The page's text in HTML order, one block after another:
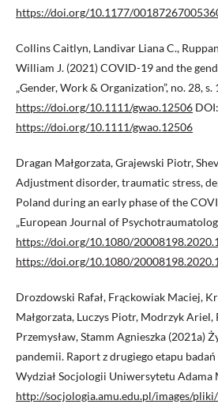
https://doi.org/10.1177/
Collins Caitlyn, Landivar Liana C.,
William J. (2021) COVID-19 and the
„Gender, Work & Organization”, no. 28,
https://doi.org/10.1111/gwao.12506 DOI:
https://doi.org/10.1111/gwao.12506
Dragan Małgorzata, Grajewski Piotr,
Adjustment disorder, traumatic stress,
Poland during an early phase of the
„European Journal of
https://doi.org/10.1080/
https://doi.org/10.1080/
Drozdowski Rafał, Frąckowiak Maciej,
Małgorzata, Luczys Piotr, Modrzyk Ariel,
Przemysław, Stamm Agnieszka (2021a)
pandemii. Raport z drugiego etapu badań
Wydział Socjologii Uniwersytetu Adama
http://socjologia.amu.edu.pl/images/pliki/